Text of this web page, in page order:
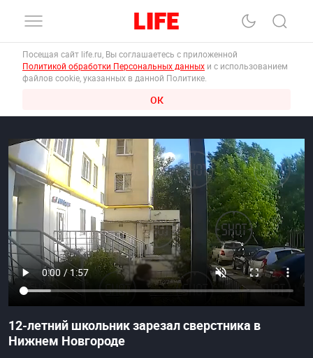
Посещая сайт life.ru, Вы соглашаетесь с приложенной
Политикой обработки Персональных данных и с использованием
файлов cookie, указанных в данной Политике.
ОК
12-летний школьник зарезал сверстника в
Нижнем Новгороде